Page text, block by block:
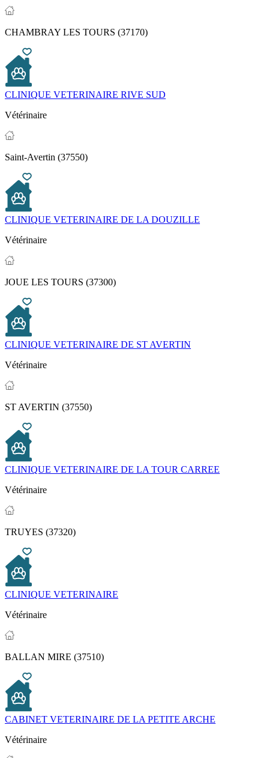
CHAMBRAY LES TOURS (37170)
CLINIQUE VETERINAIRE RIVE SUD
Vétérinaire
Saint-Avertin (37550)
CLINIQUE VETERINAIRE DE LA DOUZILLE
Vétérinaire
JOUE LES TOURS (37300)
CLINIQUE VETERINAIRE DE ST AVERTIN
Vétérinaire
ST AVERTIN (37550)
CLINIQUE VETERINAIRE DE LA TOUR CARREE
Vétérinaire
TRUYES (37320)
CLINIQUE VETERINAIRE
Vétérinaire
BALLAN MIRE (37510)
CABINET VETERINAIRE DE LA PETITE ARCHE
Vétérinaire